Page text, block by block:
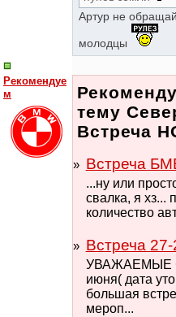
Артур не
молодцы
Рекомендуе
м
тему
Встреча
Встреча
...ну или
свалка, я хз...
количество
Встреча
УВАЖАЕМЫЕ
июня( дата
большая
мероп...